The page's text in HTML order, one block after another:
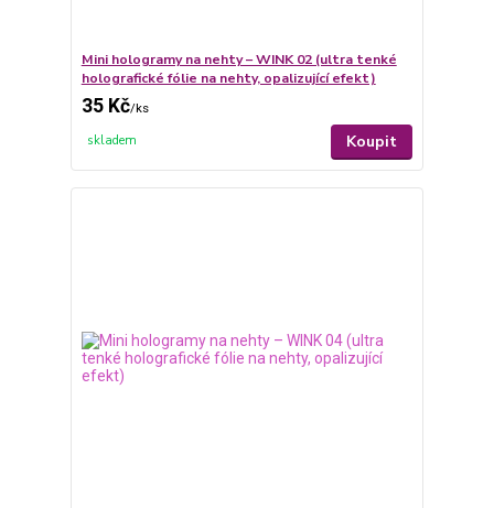
Mini hologramy na nehty – WINK 02 (ultra tenké
holografické fólie na nehty, opalizující efekt)
35 Kč/ks
skladem Koupit